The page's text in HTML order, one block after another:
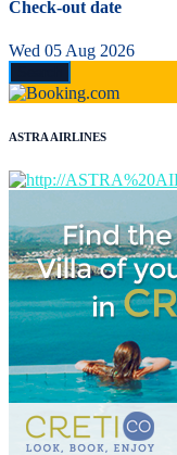
Check-out date
Wed 05 Aug 2026
ASTRA AIRLINES